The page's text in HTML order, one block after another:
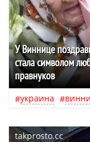
У Виннице
стала символом
правнуков
украина
takprosto.cc